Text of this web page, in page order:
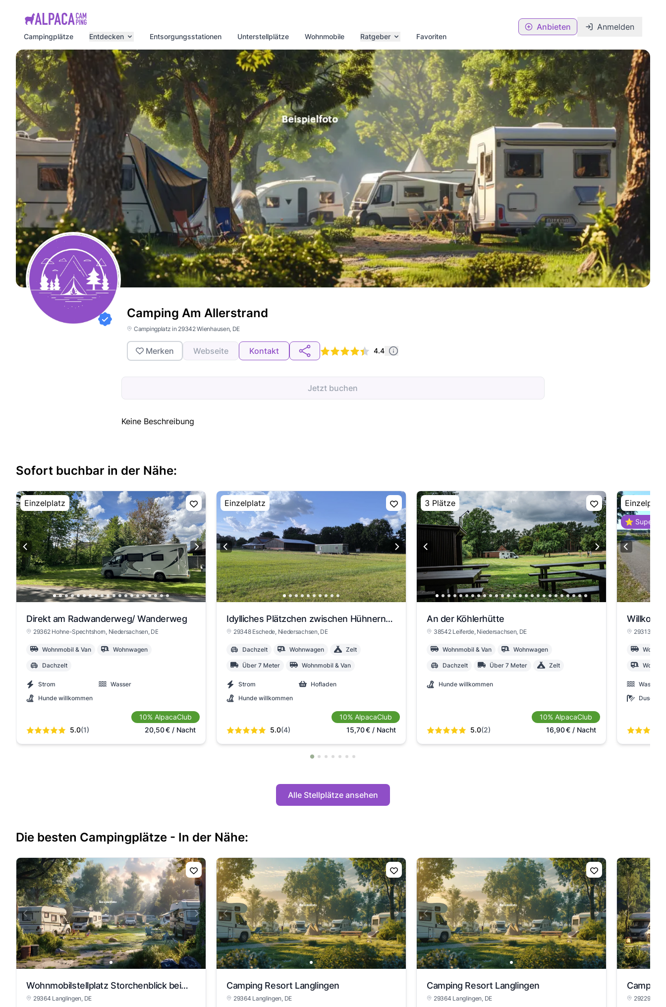
Campingplätze
Entdecken Entsorgungsstationen Unterstellplätze Wohnmobile Ratgeber Favoriten
Anbieten Anmelden
Camping Am Allerstrand
Campingplatz in 29342 Wienhausen, DE
Merken Webseite Kontakt 4.4
Jetzt buchen
Keine Beschreibung
Sofort buchbar in der Nähe:
Einzelplatz
Direkt am Radwanderweg/ Wanderweg
29362 Hohne-Spechtshorn, Niedersachsen, DE
Wohnmobil & Van Wohnwagen
Dachzelt
Strom
Wasser
Hunde willkommen
5.0(1)
10% AlpacaClub
20,50€ / Nacht
Einzelplatz
Idylliches Plätzchen zwischen Hühnern, Ziegen und co
29348 Eschede, Niedersachsen, DE
Dachzelt Wohnwagen Zelt
Über 7 Meter Wohnmobil & Van
Strom
Hofladen
Hunde willkommen
5.0(4)
10% AlpacaClub
15,70€ / Nacht
3 Plätze
An der Köhlerhütte
38542 Leiferde, Niedersachsen, DE
Wohnmobil & Van Wohnwagen
Dachzelt Über 7 Meter Zelt
Hunde willkommen
5.0(2)
10% AlpacaClub
16,90€ / Nacht
Einzelplatz
⭐ Super
29313
Wasser
Dusche
Alle Stellplätze ansehen
Die besten Campingplätze - In der Nähe:
Wohnmobilstellplatz Storchenblick beim Landgasthof Allerparadies
29364 Langlingen, DE
Camping Resort Langlingen
29364 Langlingen, DE
Camping Resort Langlingen
29364 Langlingen, DE 29229